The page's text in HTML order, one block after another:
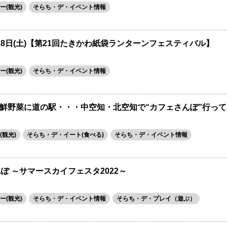
(観光) そらち・デ・イベント情報
日(土)【第21回たきかわ紙袋ランターンフェスティバル】
(観光) そらち・デ・イベント情報
野菜に道の駅・・・中空知・北空知で“カフェさんぽ”行っ
観光) そらち・デ・イート(食べる) そらち・デ・イベント情報
～サマースカイフェスタ2022～
(観光) そらち・デ・イベント情報 そらち・デ・プレイ（遊ぶ）